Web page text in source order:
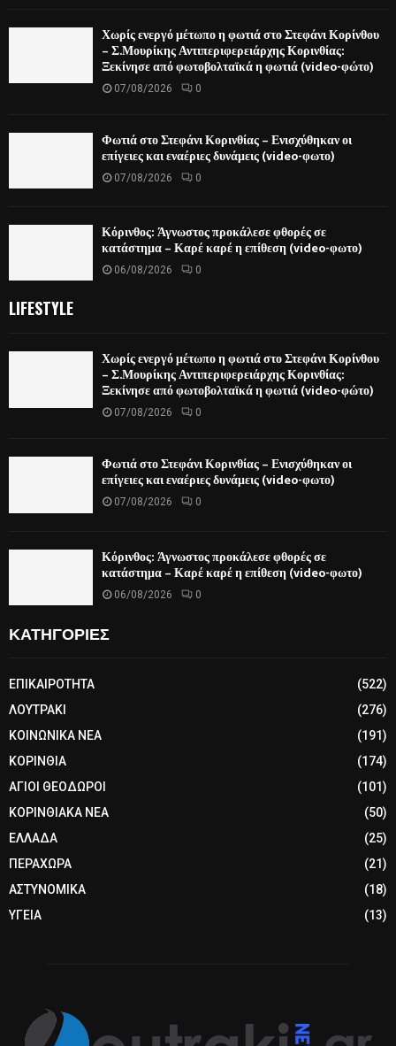
Χωρίς ενεργό μέτωπο η φωτιά στο Στεφάνι Κορίνθου
– Σ.Μουρίκης Αντιπεριφερειάρχης Κορινθίας:
Ξεκίνησε από φωτοβολταϊκά η φωτιά (video-φώτο)
07/08/2026 0
Φωτιά στο Στεφάνι Κορινθίας – Ενισχύθηκαν οι
επίγειες και εναέριες δυνάμεις (video-φωτο)
07/08/2026 0
Κόρινθος: Άγνωστος προκάλεσε φθορές σε
κατάστημα – Καρέ καρέ η επίθεση (video-φωτο)
06/08/2026 0
LIFESTYLE
Χωρίς ενεργό μέτωπο η φωτιά στο Στεφάνι Κορίνθου
– Σ.Μουρίκης Αντιπεριφερειάρχης Κορινθίας:
Ξεκίνησε από φωτοβολταϊκά η φωτιά (video-φώτο)
07/08/2026 0
Φωτιά στο Στεφάνι Κορινθίας – Ενισχύθηκαν οι
επίγειες και εναέριες δυνάμεις (video-φωτο)
07/08/2026 0
Κόρινθος: Άγνωστος προκάλεσε φθορές σε
κατάστημα – Καρέ καρέ η επίθεση (video-φωτο)
06/08/2026 0
ΚΑΤΗΓΟΡΙΕΣ
ΕΠΙΚΑΙΡΟΤΗΤΑ
(522)
ΛΟΥΤΡΑΚΙ
(276)
ΚΟΙΝΩΝΙΚΑ ΝΕΑ
(191)
ΚΟΡΙΝΘΙΑ
(174)
ΑΓΙΟΙ ΘΕΟΔΩΡΟΙ
(101)
ΚΟΡΙΝΘΙΑΚΑ ΝΕΑ
(50)
ΕΛΛΑΔΑ
(25)
ΠΕΡΑΧΩΡΑ
(21)
ΑΣΤΥΝΟΜΙΚΑ
(18)
ΥΓΕΙΑ
(13)